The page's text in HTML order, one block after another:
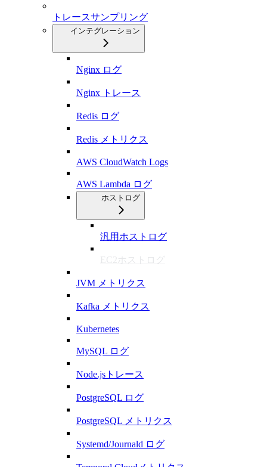
トレースサンプリング
インテグレーション
Nginx ログ
Nginx トレース
Redis ログ
Redis メトリクス
AWS CloudWatch Logs
AWS Lambda ログ
ホストログ
汎用ホストログ
EC2ホストログ
JVM メトリクス
Kafka メトリクス
Kubernetes
MySQL ログ
Node.jsトレース
PostgreSQL ログ
PostgreSQL メトリクス
Systemd/Journald ログ